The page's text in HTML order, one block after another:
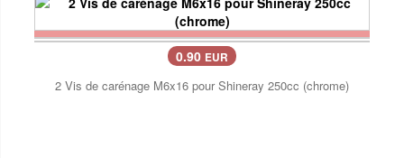
0.90 EUR
2 Vis de carénage M6x16 pour Shineray 250cc (chrome)